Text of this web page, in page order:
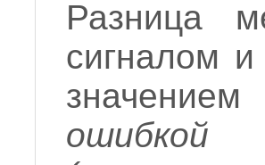
Разница
сигналом
ошибкой